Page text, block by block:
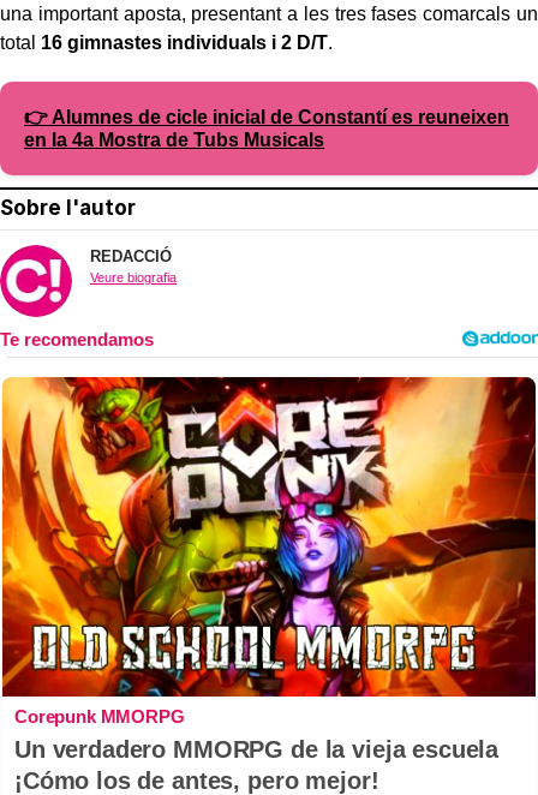
una important aposta, presentant a les tres fases comarcals un
total 16 gimnastes individuals i 2 D/T.
👉 Alumnes de cicle inicial de Constantí es reuneixen
en la 4a Mostra de Tubs Musicals
Sobre l'autor
REDACCIÓ
Veure biografia
Corepunk MMORPG
Un verdadero MMORPG de la vieja escuela
¡Cómo los de antes, pero mejor!